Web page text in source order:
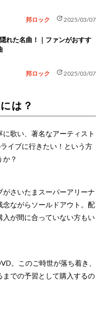
邦ロック update2025/03/07
れた名曲！｜ファンがおすす
邦ロック update2025/03/07
は？
歌い、著名なアーティスト
イブに行きたい！という方
か？
さいたまスーパーアリーナ
ながらソールドアウト。配
が間に合っていない方もい
。このご時世が落ち着き、
での予習として購入するの